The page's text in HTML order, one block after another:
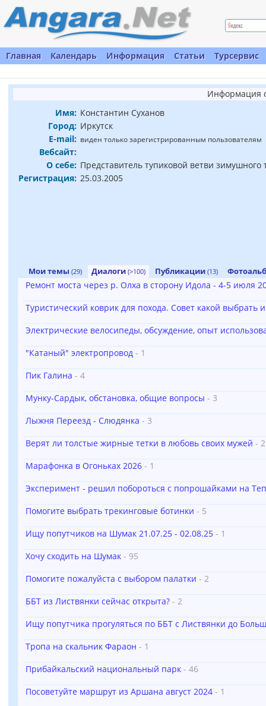
Главная Календарь Информация Статьи Турсервис
Информация
Имя: Константин Суханов
Город: Иркутск
E-mail: виден только зарегистрированным пользователям
Вебсайт:
О себе: Представитель тупиковой ветви зимушного
Регистрация: 25.03.2005
Мои темы (29) Диалоги (>100) Публикации (13)
Ремонт моста через р. Олха в сторону Идола - 4-5 июля
Туристический коврик для похода. Совет какой выбрать
Электрические велосипеды, обсуждение, опыт
"Катаный" электропровод - 1
Пик Галина - 4
Мунку-Сардык, обстановка, общие вопросы - 3
Лыжня Переезд - Слюдянка - 3
Верят ли толстые жирные тетки в любовь своих мужей - 2
Марафонка в Огоньках 2026 - 1
Эксперимент - решил побороться с попрошайками на
Помогите выбрать трекинговые ботинки - 5
Ищу попутчиков на Шумак 21.07.25 - 02.08.25 - 1
Хочу сходить на Шумак - 95
Помогите пожалуйста с выбором палатки - 2
ББТ из Листвянки сейчас открыта? - 2
Ищу попутчика прогуляться по ББТ с Листвянки до
Тропа на скальник Фараон - 1
Прибайкальский национальный парк - 46
Посоветуйте маршрут из Аршана август 2024 - 1